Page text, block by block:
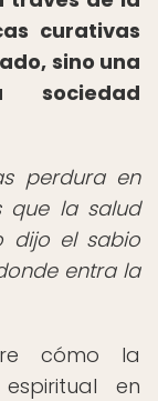
curativas
sino una
perdura en
que la salud
dijo el sabio
entra la
cómo la
en